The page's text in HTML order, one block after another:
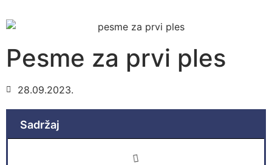
Pesme za prvi ples
28.09.2023.
Sadržaj